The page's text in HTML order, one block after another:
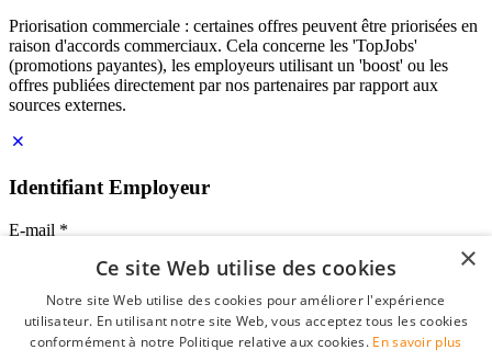
Priorisation commerciale : certaines offres peuvent être priorisées en
raison d'accords commerciaux. Cela concerne les 'TopJobs'
(promotions payantes), les employeurs utilisant un 'boost' ou les
offres publiées directement par nos partenaires par rapport aux
sources externes.
Identifiant Employeur
E-mail *
Mot de passe
se souvenir de moi
mot de passe oublié?
×
Ce site Web utilise des cookies
Notre site Web utilise des cookies pour améliorer l'expérience
utilisateur. En utilisant notre site Web, vous acceptez tous les cookies
conformément à notre Politique relative aux cookies. En savoir plus